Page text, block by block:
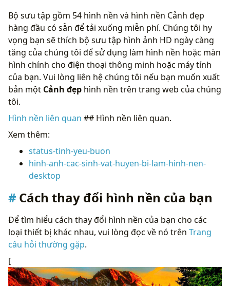
Bộ sưu tập gồm 54 hình nền và hình nền Cảnh đẹp
hàng đầu có sẵn để tải xuống miễn phí. Chúng tôi hy
vọng bạn sẽ thích bộ sưu tập hình ảnh HD ngày càng
tăng của chúng tôi để sử dụng làm hình nền hoặc màn
hình chính cho điện thoại thông minh hoặc máy tính
của bạn. Vui lòng liên hệ chúng tôi nếu bạn muốn xuất
bản một Cảnh đẹp hình nền trên trang web của chúng
tôi.
Hình nền liên quan ## Hình nền liên quan.
Xem thêm:
status-tinh-yeu-buon
hinh-anh-cac-sinh-vat-huyen-bi-lam-hinh-nen-
desktop
Cách thay đổi hình nền của bạn
Để tìm hiểu cách thay đổi hình nền của bạn cho các
loại thiết bị khác nhau, vui lòng đọc về nó trên Trang
câu hỏi thường gặp.
[